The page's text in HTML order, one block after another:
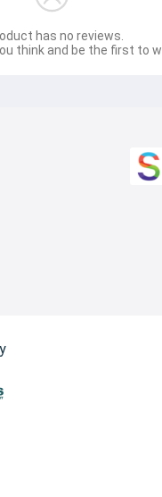
has no reviews.
think and be the first to